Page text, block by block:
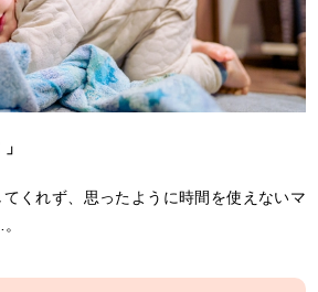
くれず、思ったように時間を使えないマ